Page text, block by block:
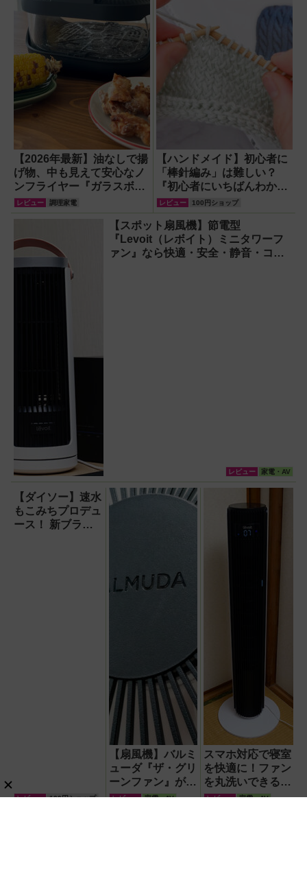
【2026年最新】油なしで揚
げ物、中も見えて安心なノ
ンフライヤー『ガラスボウ
ルエアフライヤー』で唐揚
げ＆焼きとうもろこしにチ
レビュー 調理家電
【ハンドメイド】初心者に
「棒針編み」は難しい？
『初心者にいちばんわかり
やすい!! 基本の棒針編み』
を参考に20年ぶりに挑んで
みました！
レビュー 100円ショップ
【スポット扇風機】節電型
『Levoit（レボイト）ミニタワーフ
ァン』なら快適・安全・静音・コン
レビュー 家電・AV
【ダイソー】速水
もこみちプロデュ
ース！ 新ブラン
レビュー 100円ショップ
【扇風機】バルミ
ューダ『ザ・グリ
ーンファン』が再
現する自然の風が
レビュー 家電・AV
スマホ対応で寝室
を快適に！ファン
を丸洗いできる
Levoitの42インチ
レビュー 家電・AV